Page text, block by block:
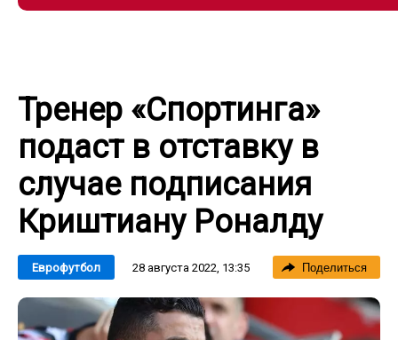
Тренер «Спортинга»
подаст в отставку в
случае подписания
Криштиану Роналду
Еврофутбол 28 августа 2022, 13:35 Поделиться